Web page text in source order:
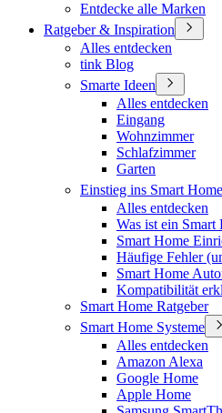
Entdecke alle Marken
Ratgeber & Inspiration
Alles entdecken
tink Blog
Smarte Ideen
Alles entdecken
Eingang
Wohnzimmer
Schlafzimmer
Garten
Einstieg ins Smart Home
Alles entdecken
Was ist ein Smart
Smart Home
Häufige Fehler
Smart Home
Kompatibilität
Smart Home Ratgeber
Smart Home Systeme
Alles entdecken
Amazon Alexa
Google Home
Apple Home